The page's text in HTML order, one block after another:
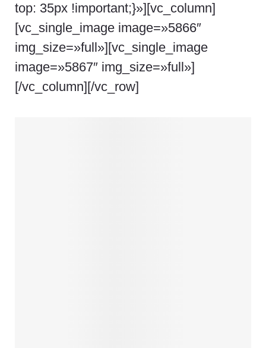
top: 35px !important;}»][vc_column]
[vc_single_image image=»5866″
img_size=»full»][vc_single_image
image=»5867″ img_size=»full»]
[/vc_column][/vc_row]